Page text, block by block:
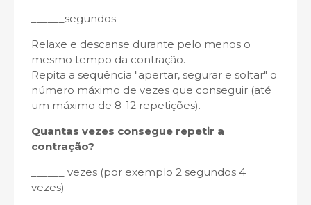
______segundos
Relaxe e descanse durante pelo menos o
mesmo tempo da contração.
Repita a sequência "apertar, segurar e soltar" o
número máximo de vezes que conseguir (até
um máximo de 8-12 repetições).
Quantas vezes consegue repetir a
contração?
______ vezes (por exemplo 2 segundos 4
vezes)